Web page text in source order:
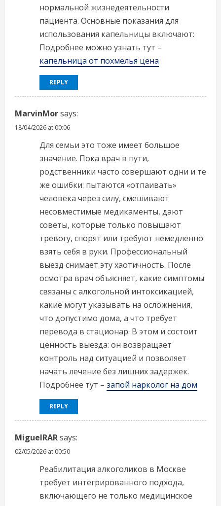
нормальной жизнедеятельности
пациента. Основные показания для
использования капельницы включают:
Подробнее можно узнать тут –
капельница от похмелья цена
REPLY
MarvinMorsays:
18/04/2026 at 00:06
Для семьи это тоже имеет большое
значение. Пока врач в пути,
родственники часто совершают одни и те
же ошибки: пытаются «отпаивать»
человека через силу, смешивают
несовместимые медикаменты, дают
советы, которые только повышают
тревогу, спорят или требуют немедленно
взять себя в руки. Профессиональный
выезд снимает эту хаотичность. После
осмотра врач объясняет, какие симптомы
связаны с алкогольной интоксикацией,
какие могут указывать на осложнения,
что допустимо дома, а что требует
перевода в стационар. В этом и состоит
ценность выезда: он возвращает
контроль над ситуацией и позволяет
начать лечение без лишних задержек.
Подробнее тут – запой нарколог на дом
REPLY
MiguelRARsays:
02/05/2026 at 00:50
Реабилитация алкоголиков в Москве
требует интегрированного подхода,
включающего не только медицинское